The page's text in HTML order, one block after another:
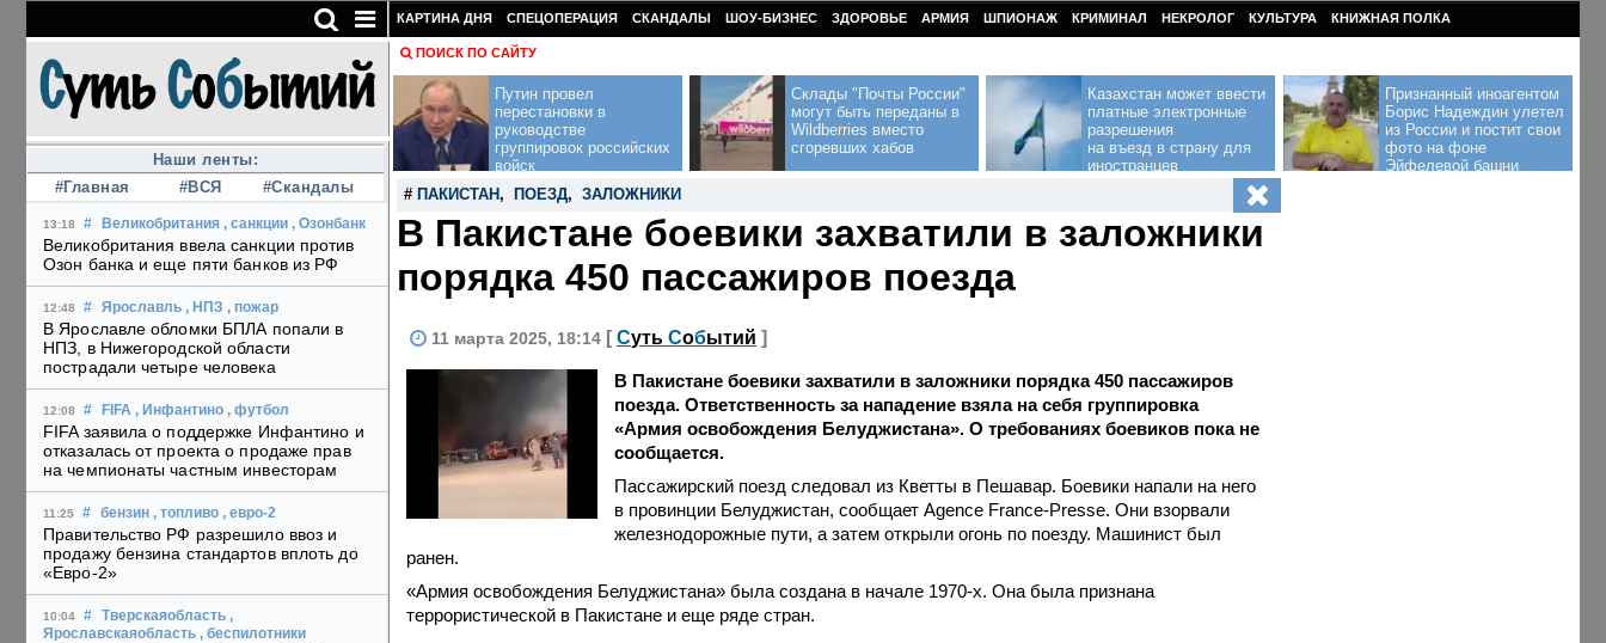
Наши ленты:
#Главная
#ВСЯ #Скандалы
13:18 # Великобритания , санкции , Озонбанк
Великобритания ввела санкции против
Озон банка и еще пяти банков из РФ
12:48 # Ярославль , НПЗ , пожар
В Ярославле обломки БПЛА попали в
НПЗ, в Нижегородской области
пострадали четыре человека
12:08 # FIFA , Инфантино , футбол
FIFA заявила о поддержке Инфантино и
отказалась от проекта о продаже прав
на чемпионаты частным инвесторам
11:25 # бензин , топливо , евро-2
Правительство РФ разрешило ввоз и
продажу бензина стандартов вплоть до
«Евро-2»
10:04 # Тверскаяобласть ,
Ярославскаяобласть , беспилотники
КАРТИНА ДНЯ СПЕЦОПЕРАЦИЯ СКАНДАЛЫ ШОУ-БИЗНЕС ЗДОРОВЬЕ АРМИЯ ШПИОНАЖ КРИМИНАЛ НЕКРОЛОГ КУЛЬТУРА КНИЖНАЯ ПОЛКА
ПОИСК ПО САЙТУ
Путин провел
перестановки в
руководстве
группировок российских
войск
Склады "Почты России"
могут быть переданы в
Wildberries вместо
сгоревших хабов
Казахстан может ввести
платные электронные
разрешения
на въезд в страну для
иностранцев
Признанный иноагентом
Борис Надеждин улетел
из России и постит свои
фото на фоне
Эйфелевой башни
# ПАКИСТАН , ПОЕЗД, ЗАЛОЖНИКИ
В Пакистане боевики захватили в заложники
порядка 450 пассажиров поезда
11 марта 2025, 18:14 [ Суть Событий ]
В Пакистане боевики захватили в заложники порядка 450 пассажиров
поезда. Ответственность за нападение взяла на себя группировка
«Армия освобождения Белуджистана». О требованиях боевиков пока не
сообщается.
Пассажирский поезд следовал из Кветты в Пешавар. Боевики напали на него
в провинции Белуджистан, сообщает Agence France-Presse. Они взорвали
железнодорожные пути, а затем открыли огонь по поезду. Машинист был
ранен.
«Армия освобождения Белуджистана» была создана в начале 1970-х. Она была признана
террористической в Пакистане и еще ряде стран.